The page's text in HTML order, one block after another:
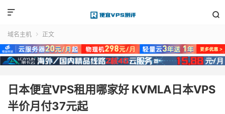


域名主机  正文
日本便宜VPS租用哪家好 KVMLA日本VPS
半价月付37元起